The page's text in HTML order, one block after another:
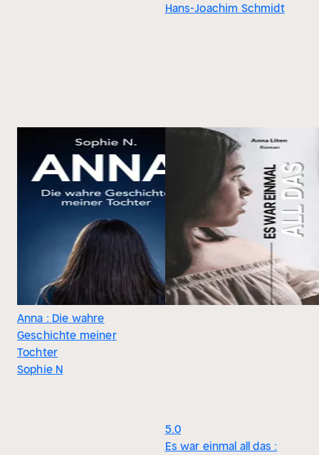
Hans-Joachim Schmidt
Anna : Die wahre
Geschichte meiner
Tochter
Sophie N
5.0
Es war einmal all das :